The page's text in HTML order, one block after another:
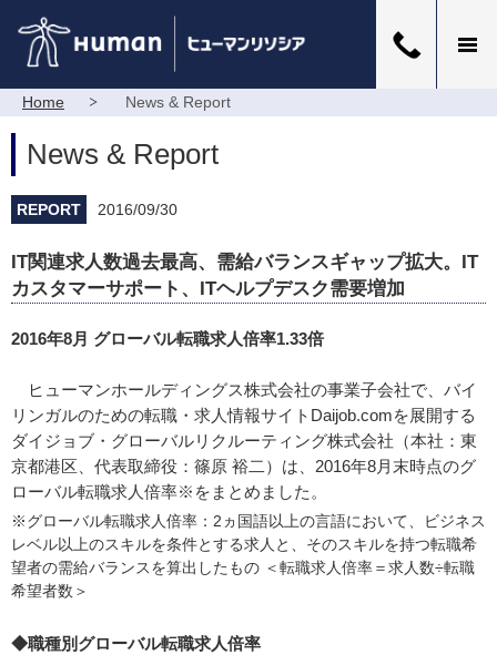
Home News & Report
News & Report
REPORT 2016/09/30
IT関連求人数過去最高、需給バランスギャップ拡大。IT
カスタマーサポート、ITヘルプデスク需要増加
2016年8月 グローバル転職求人倍率1.33倍
ヒューマンホールディングス株式会社の事業子会社で、バイ
リンガルのための転職・求人情報サイトDaijob.comを展開する
ダイジョブ・グローバルリクルーティング株式会社（本社：東
京都港区、代表取締役：篠原 裕二）は、2016年8月末時点のグ
ローバル転職求人倍率※をまとめました。
※グローバル転職求人倍率：2ヵ国語以上の言語において、ビジネス
レベル以上のスキルを条件とする求人と、そのスキルを持つ転職希
望者の需給バランスを算出したもの ＜転職求人倍率＝求人数÷転職
希望者数＞
◆職種別グローバル転職求人倍率